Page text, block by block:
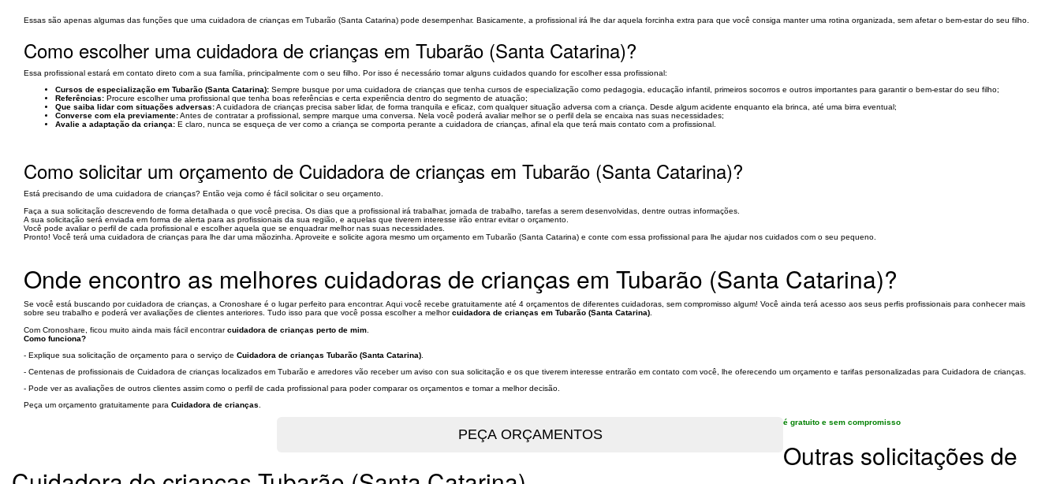
Essas são apenas algumas das funções que uma cuidadora de crianças em Tubarão (Santa Catarina) pode desempenhar. Basicamente, a profissional irá lhe dar aquela forcinha extra para que você consiga manter uma rotina organizada, sem afetar o bem-estar do seu filho.
Como escolher uma cuidadora de crianças em Tubarão (Santa Catarina)?
Essa profissional estará em contato direto com a sua família, principalmente com o seu filho. Por isso é necessário tomar alguns cuidados quando for escolher essa profissional:
Cursos de especialização em Tubarão (Santa Catarina): Sempre busque por uma cuidadora de crianças que tenha cursos de especialização como pedagogia, educação infantil, primeiros socorros e outros importantes para garantir o bem-estar do seu filho;
Referências: Procure escolher uma profissional que tenha boas referências e certa experiência dentro do segmento de atuação;
Que saiba lidar com situações adversas:A cuidadora de crianças precisa saber lidar, de forma tranquila e eficaz, com qualquer situação adversa com a criança. Desde algum acidente enquanto ela brinca, até uma birra eventual;
Converse com ela previamente:Antes de contratar a profissional, sempre marque uma conversa. Nela você poderá avaliar melhor se o perfil dela se encaixa nas suas necessidades;
Avalie a adaptação da criança: E claro, nunca se esqueça de ver como a criança se comporta perante a cuidadora de crianças, afinal ela que terá mais contato com a profissional.
Como solicitar um orçamento de Cuidadora de crianças em Tubarão (Santa Catarina)?
Está precisando de uma cuidadora de crianças? Então veja como é fácil solicitar o seu orçamento.
Faça a sua solicitação descrevendo de forma detalhada o que você precisa. Os dias que a profissional irá trabalhar, jornada de trabalho, tarefas a serem desenvolvidas, dentre outras informações.
A sua solicitação será enviada em forma de alerta para as profissionais da sua região, e aquelas que tiverem interesse irão entrar evitar o orçamento.
Você pode avaliar o perfil de cada profissional e escolher aquela que se enquadrar melhor nas suas necessidades.
Pronto! Você terá uma cuidadora de crianças para lhe dar uma mãozinha. Aproveite e solicite agora mesmo um orçamento em Tubarão (Santa Catarina) e conte com essa profissional para lhe ajudar nos cuidados com o seu pequeno.
Onde encontro as melhores cuidadoras de crianças em Tubarão (Santa Catarina)?
Se você está buscando por cuidadora de crianças, a Cronoshare é o lugar perfeito para encontrar. Aqui você recebe gratuitamente até 4 orçamentos de diferentes cuidadoras, sem compromisso algum! Você ainda terá acesso aos seus perfis profissionais para conhecer mais
sobre seu trabalho e poderá ver avaliações de clientes anteriores. Tudo isso para que você possa escolher a melhorcuidadora de crianças em Tubarão (Santa Catarina)
Com Cronoshare, ficou muito ainda mais fácil encontrarcuidadora de crianças perto de mim
Como funciona?
- Explique sua solicitação de orçamento para o serviço de Cuidadora de crianças Tubarão (Santa Catarina)
- Centenas de profissionais de Cuidadora de crianças localizados em Tubarão e arredores vão receber um aviso con sua solicitação e os que tiverem interesse entrarão em contato com você, lhe oferecendo um orçamento e tarifas personalizadas para Cuidadora de crianças.
- Pode ver as avaliações de outros clientes assim como o perfil de cada profissional para poder comparar os orçamentos e tomar a melhor decisão.
Peça um orçamento gratuitamente para Cuidadora de crianças
é gratuito e sem compromisso
Outras solicitações de